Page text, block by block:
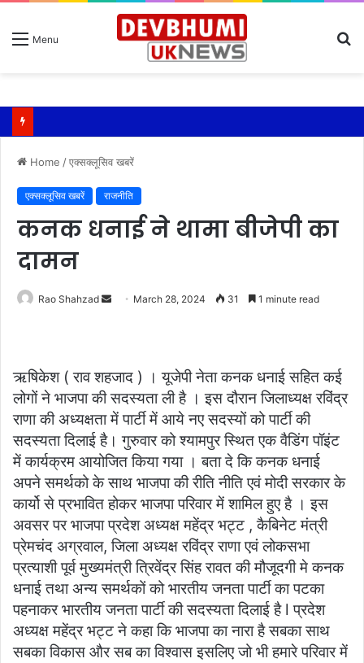
Menu
Home /एक्सक्लूसिव खबरें
एक्सक्लूसिव खबरें राजनीति
कनक धनाई ने थामा बीजेपी का
दामन
Rao Shahzad
Send March 28, 2024 31 1 minute read
ऋषिकेश ( राव शहजाद ) । यूजेपी नेता कनक धनाई सहित कई
लोगों ने भाजपा की सदस्यता ली है । इस दौरान जिलाध्यक्ष रविंद्र
राणा की अध्यक्षता में पार्टी में आये नए सदस्यों को पार्टी की
सदस्यता दिलाई है। गुरुवार को श्यामपुर स्थित एक वैडिंग पॉइंट
में कार्यक्रम आयोजित किया गया । बता दे कि कनक धनाई
अपने समर्थको के साथ भाजपा की रीति नीति एवं मोदी सरकार के
कार्यो से प्रभावित होकर भाजपा परिवार में शामिल हुए है । इस
अवसर पर भाजपा प्रदेश अध्यक्ष महेंद्र भट्ट , कैबिनेट मंत्री
प्रेमचंद अग्रवाल, जिला अध्यक्ष रविंद्र राणा एवं लोकसभा
प्रत्याशी पूर्व मुख्यमंत्री त्रिवेंद्र सिंह रावत की मौजूदगी मे कनक
धनाई तथा अन्य समर्थकों को भारतीय जनता पार्टी का पटका
पहनाकर भारतीय जनता पार्टी की सदस्यता दिलाई है l प्रदेश
अध्यक्ष महेंद्र भट्ट ने कहा कि भाजपा का नारा है सबका साथ
सबका विकास और सब का विश्वास इसलिए जो भी हमारे परिवार में